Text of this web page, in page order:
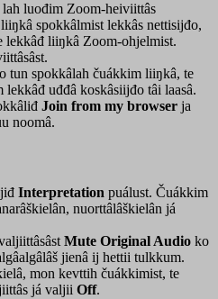
luođim Zoom-heiviittâs
spokkâlmist lekkâs nettisijđo,
lekkâđ liiŋkâ Zoom-ohjelmist.
tun spokkâlah čuákkim liiŋkâ, te
lekkâđ uđđâ koskâsiijđo tâi laasâ.
Join from my browser ja
noomâ.
Interpretation puálust. Čuákkim
nuorttâlâškielân já
Mute Original Audio ko
jienâ ij hettii tulkkum.
mon kevttih čuákkimist, te
já valjii Off.